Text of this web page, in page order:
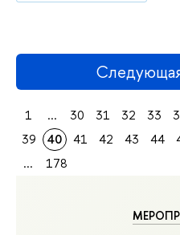
1 ... 30 31 32 33
39
40 41 42 43 44
...
178